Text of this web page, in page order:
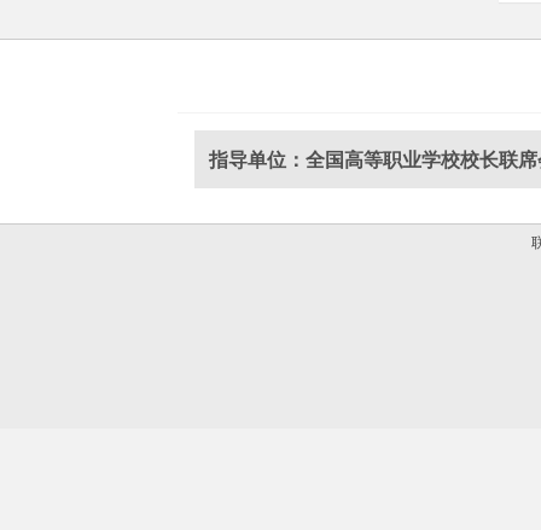
指导单位：全国高等职业学校校长联